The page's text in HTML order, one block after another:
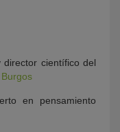
director científico del
en pensamiento